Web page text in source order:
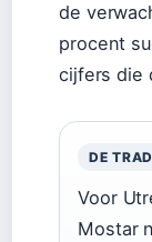
de
procent
cijfers die
DE
Voor
Mostar